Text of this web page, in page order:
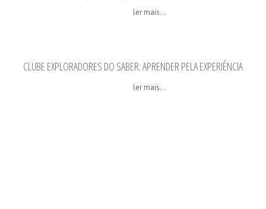
ler mais...
CLUBE EXPLORADORES DO SABER: APRENDER PELA EXPERIÊNCIA
ler mais...